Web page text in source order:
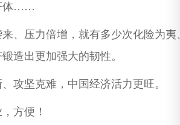
体……
压力倍增，就有多少次化险为夷
造出更加强大的韧性。
坚克难，中国经济活力更旺。
方便！